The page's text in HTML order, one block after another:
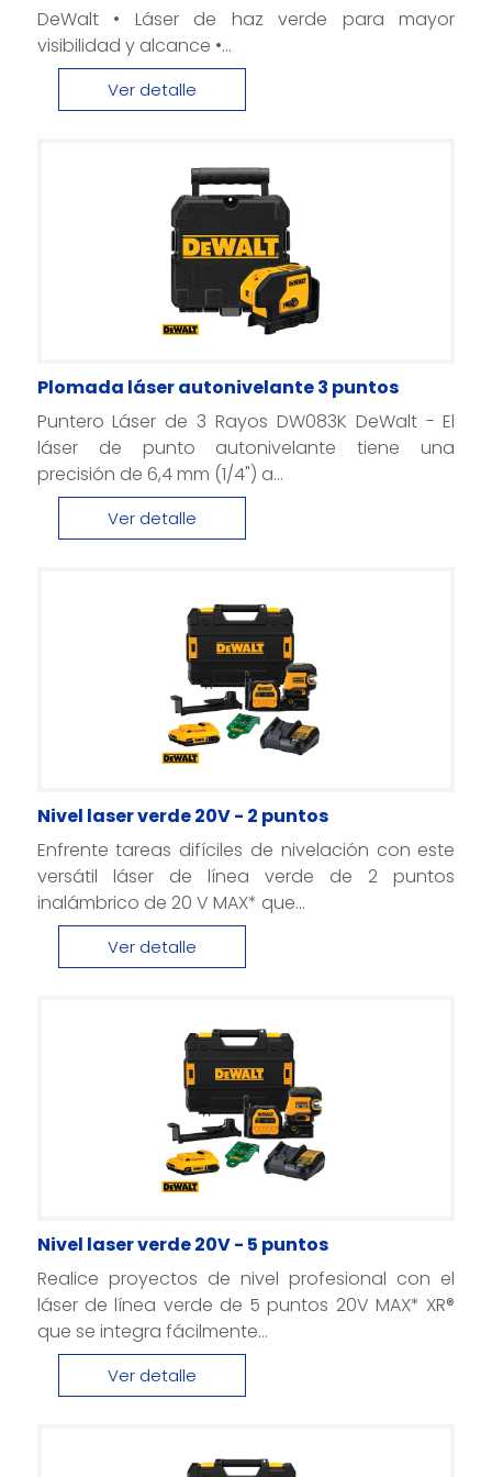
DeWalt • Láser de haz verde para mayor
visibilidad y alcance •...
Ver detalle
Plomada láser autonivelante 3 puntos
Puntero Láser de 3 Rayos DW083K DeWalt - El
láser de punto autonivelante tiene una
precisión de 6,4 mm (1/4") a...
Ver detalle
Nivel laser verde 20V - 2 puntos
Enfrente tareas difíciles de nivelación con este
versátil láser de línea verde de 2 puntos
inalámbrico de 20 V MAX* que...
Ver detalle
Nivel laser verde 20V - 5 puntos
Realice proyectos de nivel profesional con el
láser de línea verde de 5 puntos 20V MAX* XR®
que se integra fácilmente...
Ver detalle